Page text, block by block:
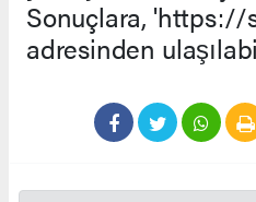
Sonuçlara, 'https://
adresinden